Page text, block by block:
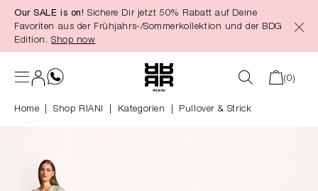
springen
Our SALE is on! Sichere Dir jetzt 50% Rabatt auf Deine
Favoriten aus der Frühjahrs-/Sommerkollektion und der BDG
Edition. Shop now
(0)
Home Shop RIANI Kategorien Pullover & Strick